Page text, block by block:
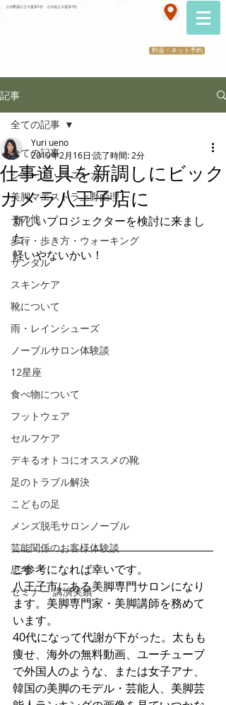
立川駅南口より徒歩5分・立川南より徒歩3分
料金・ネット予約
記事
全ての記事
シューズ・スニーカー
美脚マエストラ上野由理
その他
歩行・歩き方・ウォーキング
サンダル
スキンケア
靴について
雨・レインシューズ
ノーブルサロン体験談
12星座
食べ物について
フットウェア
セルフケア
デキるオトコにオススメの靴
足のトラブル解決
こどもの足
メンズ脱毛サロンノーブル
芸能関係のお客様体験談
思考
セミナー 講演実績
全ての記事
仕事道具を新調しにビック
カメラ八王子店に
Yuri ueno
2019年2月16日 読了時間: 2分
新しいプロジェクターを検討に来まし
た。
軽いやないかい！
ご参考になれば幸いです。
八王子市にある美脚専門サロンになり
ます。美脚専門家・美脚講師を務めて
います。
40代になって代謝が下がった。太もも
痩せ、海外の無料動画、ユーチューブ
で外国人のような、または女子アナ、
韓国の美脚のモデル・芸能人、美脚芸